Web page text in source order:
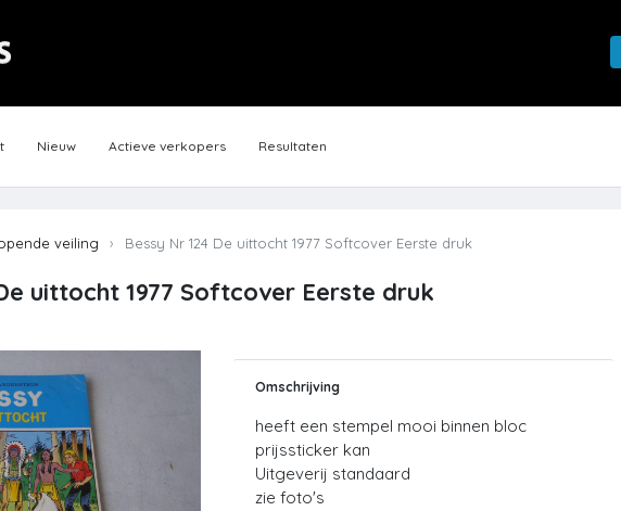
Nieuw Actieve verkopers Resultaten
veiling Bessy Nr 124 De uittocht 1977 Softcover Eerste druk
uittocht 1977 Softcover Eerste druk
Omschrijving
heeft een stempel mooi binnen bloc
prijssticker kan
Uitgeverij standaard
zie foto's